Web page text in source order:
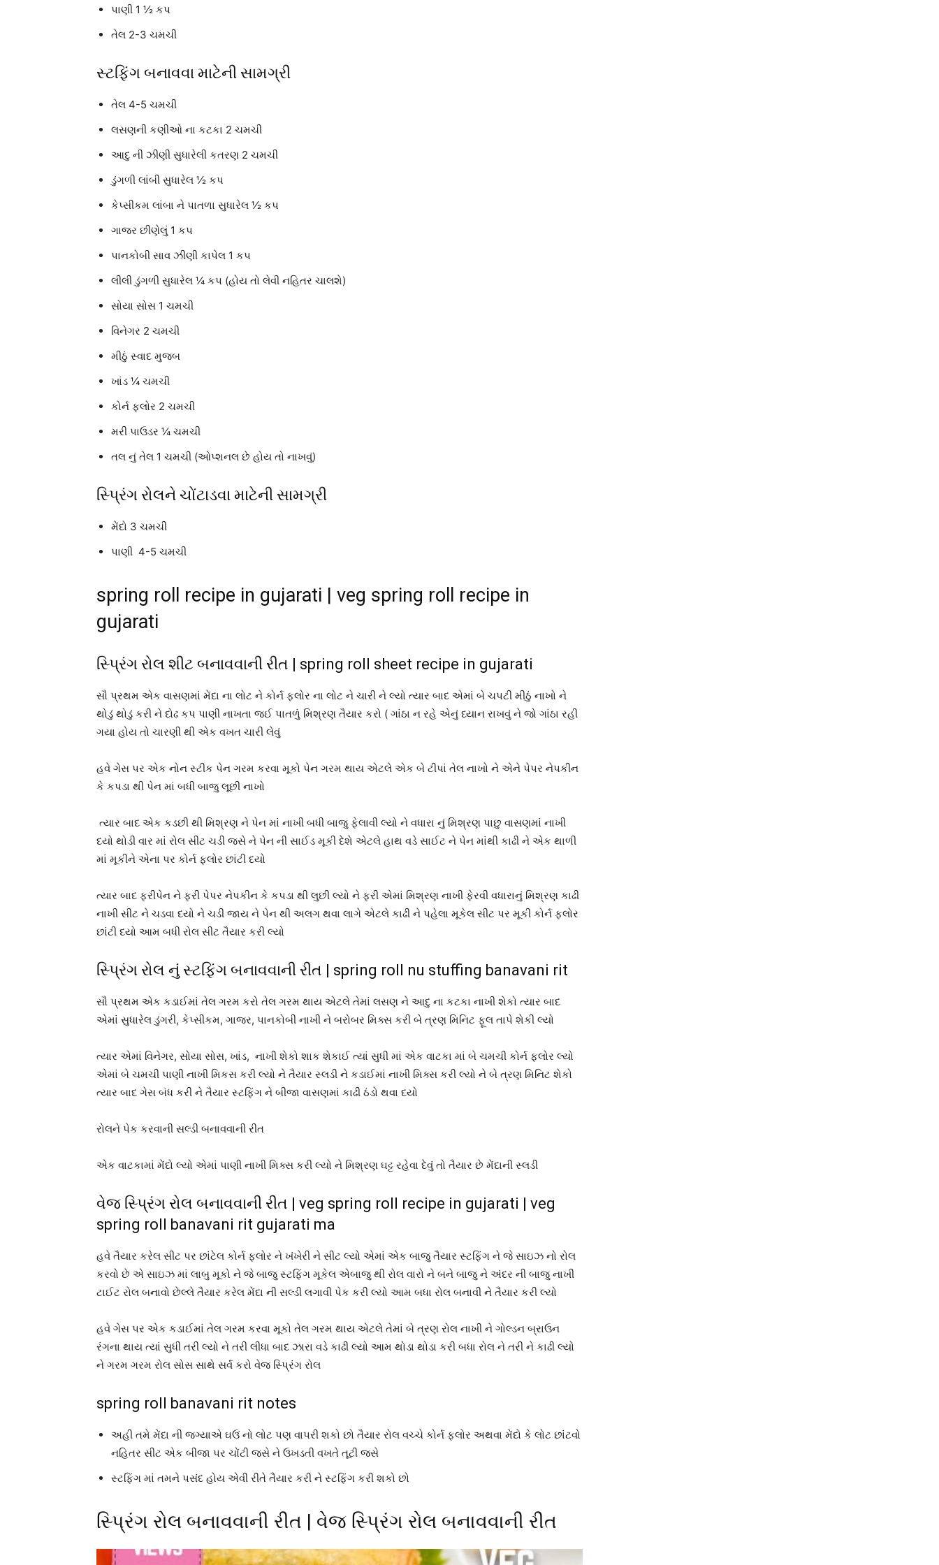
પાણી 1 ½ કપ
તેલ 2-3 ચમચી
સ્ટફિંગ બનાવવા માટેની સામગ્રી
તેલ 4-5 ચમચી
લસણની કણીઓ ના કટકા 2 ચમચી
આદુ ની ઝીણી સુધારેલી કતરણ 2 ચમચી
ડુંગળી લાંબી સુધારેલ ½ કપ
કેપ્સીકમ લાંબા ને પાતળા સુધારેલ ½ કપ
ગાજર છીણેલું 1 કપ
પાનકોબી સાવ ઝીણી કાપેલ 1 કપ
લીલી ડુંગળી સુધારેલ ¼ કપ (હોય તો લેવી નહિતર ચાલશે)
સોયા સોસ 1 ચમચી
વિનેગર 2 ચમચી
મીઠું સ્વાદ મુજબ
ખાંડ ¼ ચમચી
કોર્ન ફ્લોર 2 ચમચી
મરી પાઉડર ¼ ચમચી
તલ નું તેલ 1 ચમચી (ઓપ્શનલ છે હોય તો નાખવું)
સ્પ્રિંગ રોલને ચોંટાડવા માટેની સામગ્રી
મેંદો 3 ચમચી
પાણી 4-5 ચમચી
spring roll recipe in gujarati | veg spring roll recipe in
gujarati
સ્પ્રિંગ રોલ શીટ બનાવવાની રીત | spring roll sheet recipe in gujarati
સૌ પ્રથમ એક વાસણમાં મેંદા ના લોટ ને કોર્ન ફ્લોર ના લોટ ને ચારી ને લ્યો ત્યાર બાદ એમાં બે ચપટી મીઠું નાખો ને
થોડું થોડું કરી ને દોઢ કપ પાણી નાખતા જઈ પાતળું મિશ્રણ તૈયાર કરો ( ગાંઠા ન રહે એનું ધ્યાન રાખવું ને જો ગાંઠા રહી
ગયા હોય તો ચારણી થી એક વખત ચારી લેવું
હવે ગેસ પર એક નોન સ્ટીક પેન ગરમ કરવા મૂકો પેન ગરમ થાય એટલે એક બે ટીપાં તેલ નાખો ને એને પેપર નેપકીન
કે કપડા થી પેન માં બધી બાજુ લૂછી નાખો
ત્યાર બાદ એક કડછી થી મિશ્રણ ને પેન માં નાખી બધી બાજુ ફેલાવી લ્યો ને વધારા નું મિશ્રણ પાછુ વાસણમાં નાખી
દયો થોડી વાર માં રોલ સીટ ચડી જસે ને પેન ની સાઈડ મૂકી દેશે એટલે હાથ વડે સાઈટ ને પેન માંથી કાઢી ને એક થાળી
માં મૂકીને એના પર કોર્ન ફ્લોર છાંટી દયો
ત્યાર બાદ ફરીપેન ને ફરી પેપર નેપકીન કે કપડા થી લુછી લ્યો ને ફરી એમાં મિશ્રણ નાખી ફેરવી વધારાનું મિશ્રણ કાઢી
નાખી સીટ ને ચડવા દયો ને ચડી જાય ને પેન થી અલગ થવા લાગે એટલે કાઢી ને પહેલા મૂકેલ સીટ પર મૂકી કોર્ન ફ્લોર
છાંટી દયો આમ બધી રોલ સીટ તૈયાર કરી લ્યો
સ્પ્રિંગ રોલ નું સ્ટફિંગ બનાવવાની રીત | spring roll nu stuffing banavani rit
સૌ પ્રથમ એક કડાઈમાં તેલ ગરમ કરો તેલ ગરમ થાય એટલે તેમાં લસણ ને આદુ ના કટકા નાખી શેકો ત્યાર બાદ
એમાં સુધારેલ ડુંગરી, કેપ્સીકમ, ગાજર, પાનકોબી નાખી ને બરોબર મિક્સ કરી બે ત્રણ મિનિટ ફૂલ તાપે શેકી લ્યો
ત્યાર એમાં વિનેગર, સોયા સોસ, ખાંડ, નાખી શેકો શાક શેકાઈ ત્યાં સુધી માં એક વાટકા માં બે ચમચી કોર્ન ફ્લોર લ્યો
એમાં બે ચમચી પાણી નાખી મિકસ કરી લ્યો ને તૈયાર સ્લડી ને કડાઈમાં નાખી મિક્સ કરી લ્યો ને બે ત્રણ મિનિટ શેકો
ત્યાર બાદ ગેસ બંધ કરી ને તૈયાર સ્ટફિંગ ને બીજા વાસણમાં કાઢી ઠંડો થવા દયો
રોલને પેક કરવાની સલ્ડી બનાવવાની રીત
એક વાટકામાં મેંદો લ્યો એમાં પાણી નાખી મિક્સ કરી લ્યો ને મિશ્રણ ઘટ્ટ રહેવા દેવું તો તૈયાર છે મેંદાની સ્લડી
વેજ સ્પ્રિંગ રોલ બનાવવાની રીત | veg spring roll recipe in gujarati | veg
spring roll banavani rit gujarati ma
હવે તૈયાર કરેલ સીટ પર છાંટેલ કોર્ન ફ્લોર ને ખંખેરી ને સીટ લ્યો એમાં એક બાજુ તૈયાર સ્ટફિંગ ને જે સાઇઝ નો રોલ
કરવો છે એ સાઇઝ માં લાબુ મૂકો ને જે બાજુ સ્ટફિંગ મૂકેલ એબાજુ થી રોલ વારો ને બને બાજુ ને અંદર ની બાજુ નાખી
ટાઈટ રોલ બનાવો છેલ્લે તૈયાર કરેલ મેંદા ની સલ્ડી લગાવી પેક કરી લ્યો આમ બધા રોલ બનાવી ને તૈયાર કરી લ્યો
હવે ગેસ પર એક કડાઈમાં તેલ ગરમ કરવા મૂકો તેલ ગરમ થાય એટલે તેમાં બે ત્રણ રોલ નાખી ને ગોલ્ડન બ્રાઉન
રંગના થાય ત્યાં સુધી તરી લ્યો ને તરી લીધા બાદ ઝારા વડે કાઢી લ્યો આમ થોડા થોડા કરી બધા રોલ ને તરી ને કાઢી લ્યો
ને ગરમ ગરમ રોલ સોસ સાથે સર્વ કરો વેજ સ્પ્રિંગ રોલ
spring roll banavani rit notes
અહી તમે મેંદા ની જગ્યાએ ઘઉં નો લોટ પણ વાપરી શકો છો તૈયાર રોલ વચ્ચે કોર્ન ફ્લોર અથવા મેંદો કે લોટ છાંટવો
નહિતર સીટ એક બીજા પર ચોંટી જસે ને ઉખડતી વખતે તૂટી જસે
સ્ટફિંગ માં તમને પસંદ હોય એવી રીતે તૈયાર કરી ને સ્ટફિંગ કરી શકો છો
સ્પ્રિંગ રોલ બનાવવાની રીત | વેજ સ્પ્રિંગ રોલ બનાવવાની રીત